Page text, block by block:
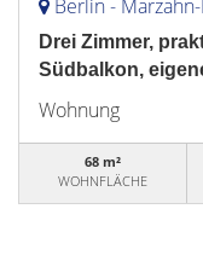
Berlin -
Drei Zimmer,
Südbalkon,
Wohnung
68 m²
WOHNFLÄCHE